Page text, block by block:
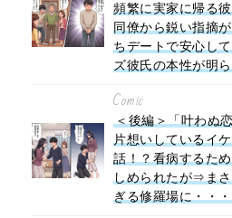
頻繁に実家に帰る
同僚から鋭い指摘
ちデートで安心し
ズ彼氏の本性が明
Comic
＜後編＞「叶わぬ
片想いしているイ
話！？看病するた
しめられたが⇒ま
ぎる修羅場に・・・